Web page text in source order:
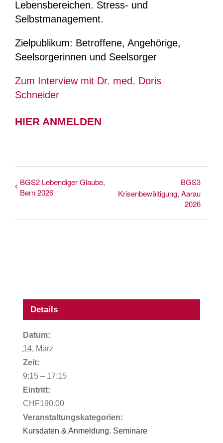
Lebensbereichen. Stress- und
Selbstmanagement.
Zielpublikum: Betroffene, Angehörige,
Seelsorgerinnen und Seelsorger
Zum Interview mit Dr. med. Doris
Schneider
HIER ANMELDEN
BGS2 Lebendiger Glaube,
Bern 2026
BGS3
Krisenbewältigung, Aarau
2026
Details
Datum:
14. März
Zeit:
9:15 – 17:15
Eintritt:
CHF190.00
Veranstaltungskategorien:
Kursdaten & Anmeldung, Seminare